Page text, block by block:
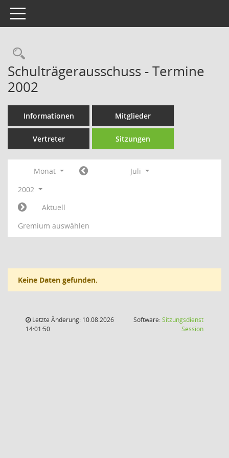
Toggle navigation
Rechercheauswahl
Schulträgerausschuss - Termine
2002
Informationen Mitglieder
Vertreter Sitzungen
Monat
Juli
2002
Aktuell
Gremium auswählen
Keine Daten gefunden.
Letzte Änderung: 10.08.2026
14:01:50
Software:Sitzungsdienst
Session(Wird in